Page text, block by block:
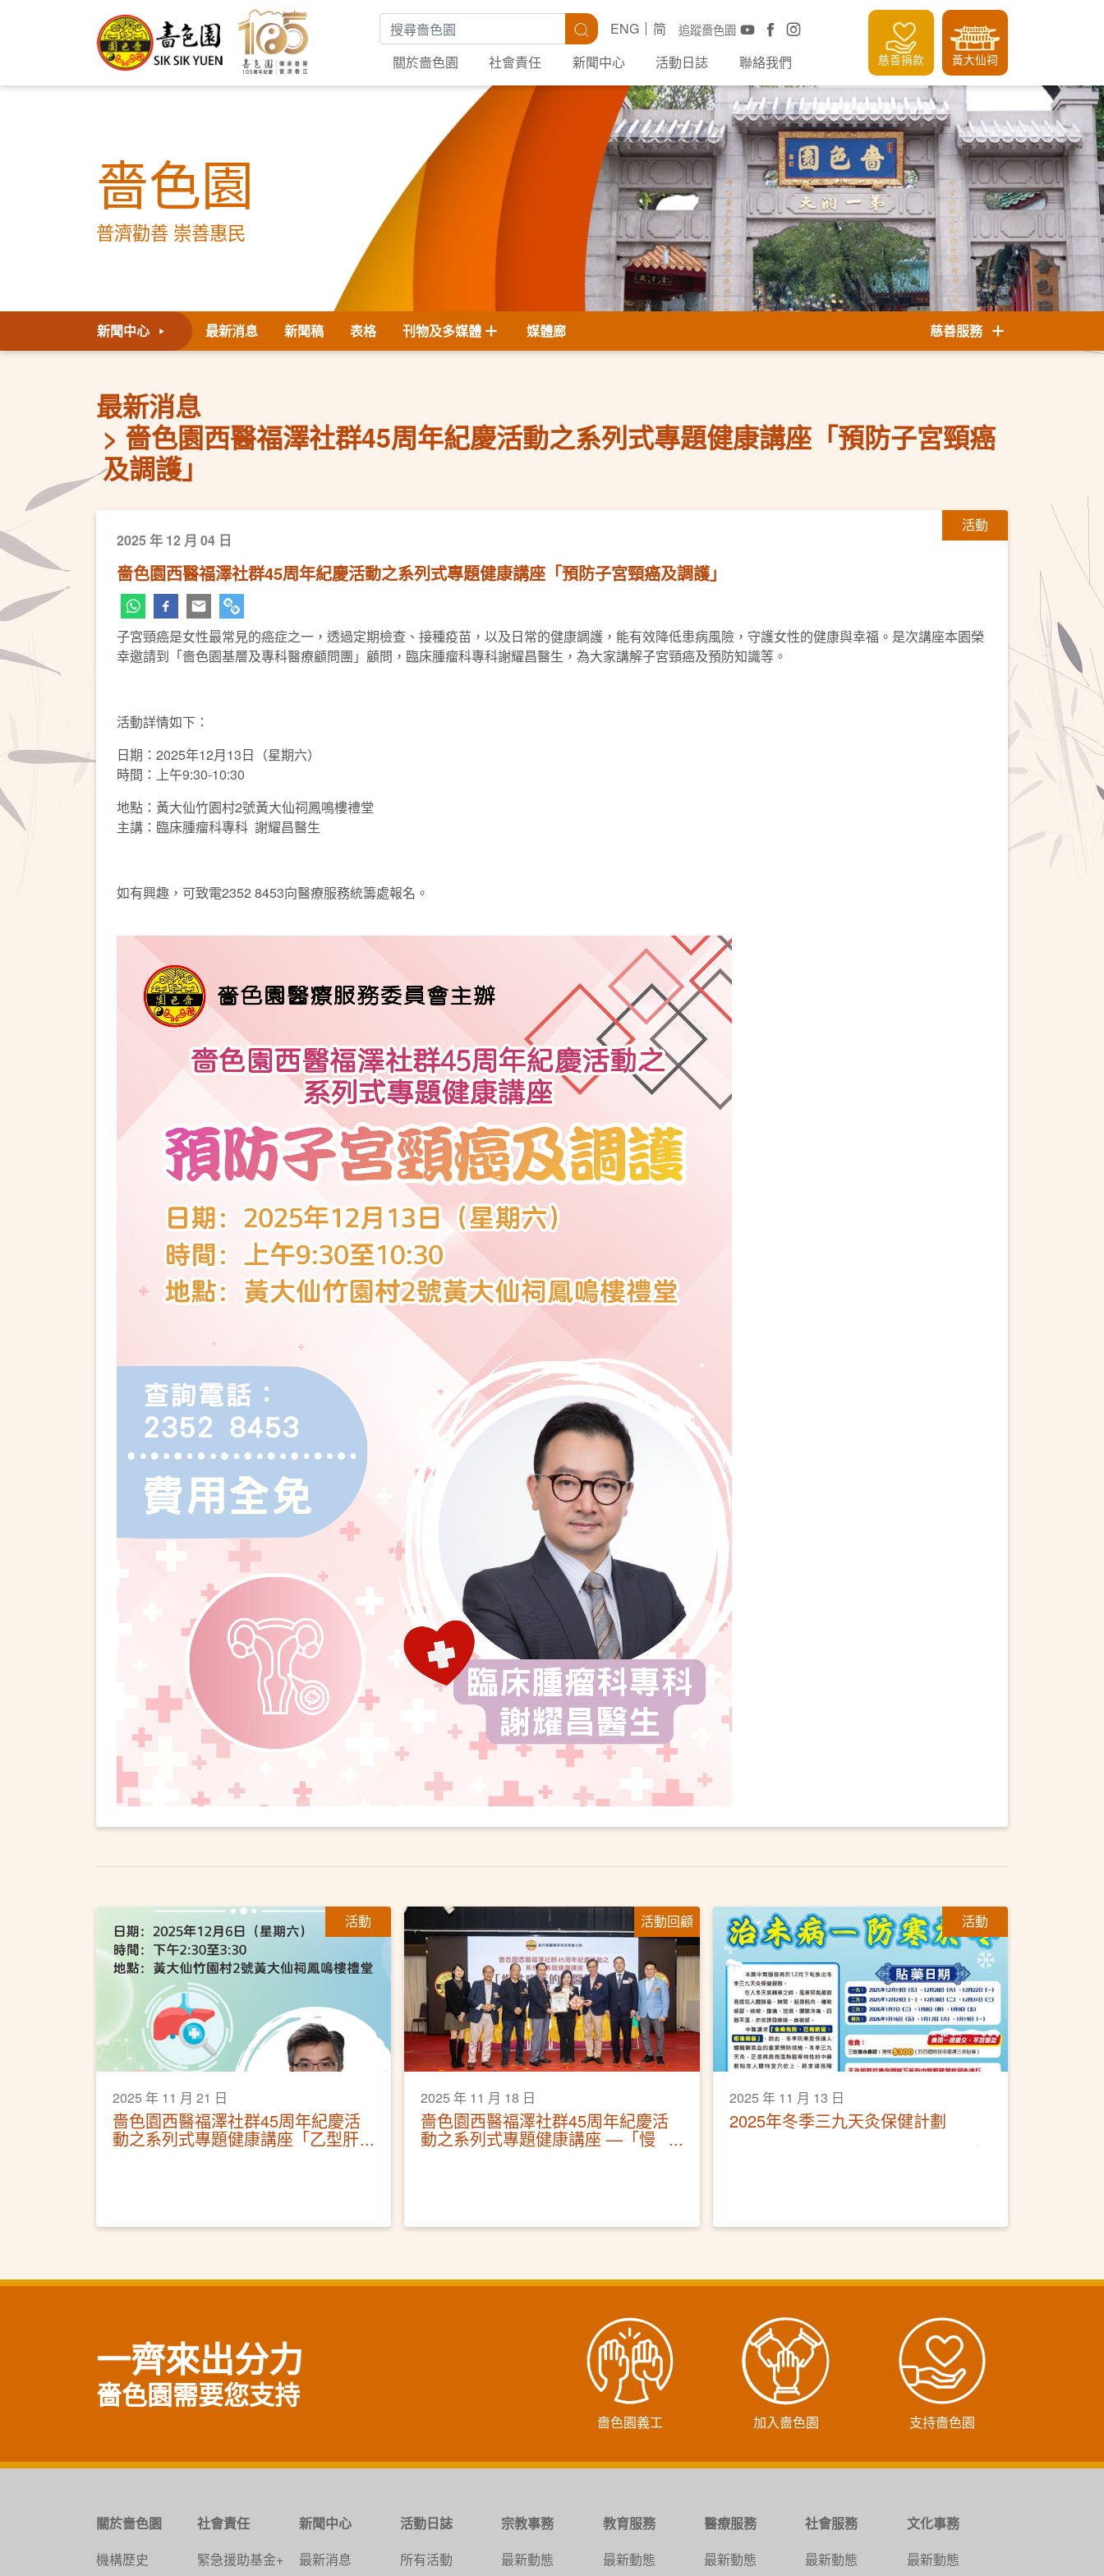
搜尋關鍵字 搜尋 追蹤嗇色園
ENG
简
關於嗇色園
社會責任 新聞中心 活動日誌 聯絡我們 慈善捐款 黃大仙祠
嗇色園
普濟勸善 崇善惠民
新聞中心 最新消息 新聞稿 表格 刊物及多媒體 媒體廊 慈善服務
最新消息
嗇色園西醫福澤社群45周年紀慶活動之系列式專題健康講座「預防子宮頸癌
及調護」
活動
2025 年 12 月 04 日
嗇色園西醫福澤社群45周年紀慶活動之系列式專題健康講座「預防子宮頸癌及調護」
子宮頸癌是女性最常見的癌症之一，透過定期檢查、接種疫苗，以及日常的健康調護，能有效降低患病風險，守護女性的健康與幸福。是次講座本園榮
幸邀請到「嗇色園基層及專科醫療顧問團」顧問，臨床腫瘤科專科謝耀昌醫生，為大家講解子宮頸癌及預防知識等。
活動詳情如下：
日期：2025年12月13日（星期六）
時間：上午9:30-10:30
地點：黃大仙竹園村2號黃大仙祠鳳鳴樓禮堂
主講：臨床腫瘤科專科 謝耀昌醫生
如有興趣，可致電2352 8453向醫療服務統籌處報名。
活動
2025 年 11 月 21 日
嗇色園西醫福澤社群45周年紀慶活
動之系列式專題健康講座「乙型肝
活動回顧
2025 年 11 月 18 日
嗇色園西醫福澤社群45周年紀慶活
動之系列式專題健康講座 —「慢
活動
2025 年 11 月 13 日
2025年冬季三九天灸保健計劃
一齊來出分力
嗇色園需要您支持
嗇色園義工 加入嗇色園 支持嗇色園
關於嗇色園
機構歷史
社會責任
緊急援助基金+
新聞中心
最新消息
活動日誌
所有活動
宗教事務
最新動態
教育服務
最新動態
醫療服務
最新動態
社會服務
最新動態
文化事務
最新動態